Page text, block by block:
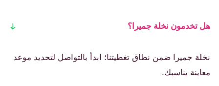
هل تخدمون نخلة جميرا؟
نخلة جميرا ضمن نطاق تغطيتنا؛ ابدأ بالتواصل لتحديد موعد
معاينة يناسبك.